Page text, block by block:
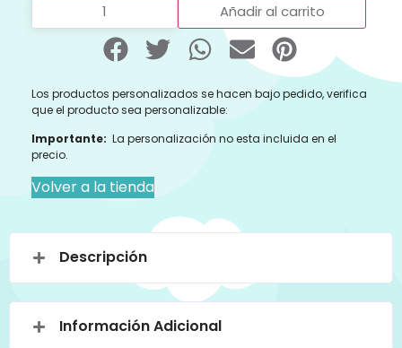
Añadir al carrito
Los productos personalizados se hacen bajo pedido, verifica
que el producto sea personalizable:
Importante: La personalización no esta incluida en el
precio.
Volver a la tienda
Descripción
Información Adicional